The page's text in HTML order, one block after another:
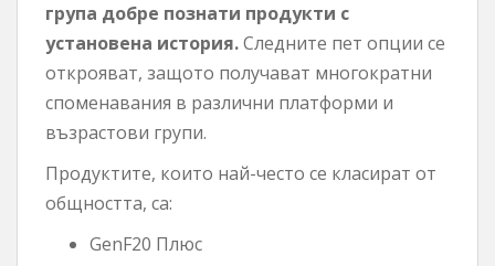
група добре познати продукти с
установена история.Следните пет опции се
открояват, защото получават многократни
споменавания в различни платформи и
възрастови групи.
Продуктите, които най-често се класират от
общността, са:
GenF20 Плюс